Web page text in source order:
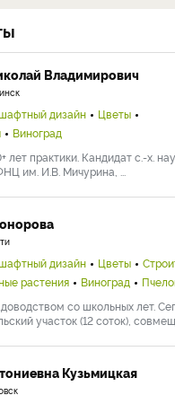
Владимирович
дизайн
Цветы
Виноград
лет практики. Кандидат с.-х.
им. И.В. Мичурина, ...
дизайн Цветы
растения Виноград
со школьных лет.
участок (12 соток),
Кузьмицкая